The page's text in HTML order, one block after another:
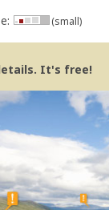
(small)
It's free!